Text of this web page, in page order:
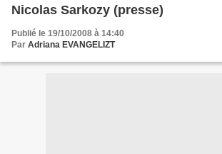
Nicolas Sarkozy (presse)
Publié le 19/10/2008 à 14:40
Par Adriana EVANGELIZT